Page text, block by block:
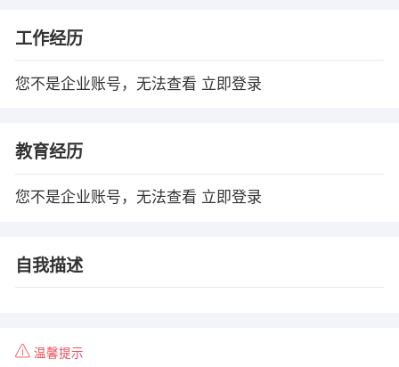
工作经历
您不是企业账号，无法查看 立即登录
教育经历
您不是企业账号，无法查看 立即登录
自我描述
温馨提示